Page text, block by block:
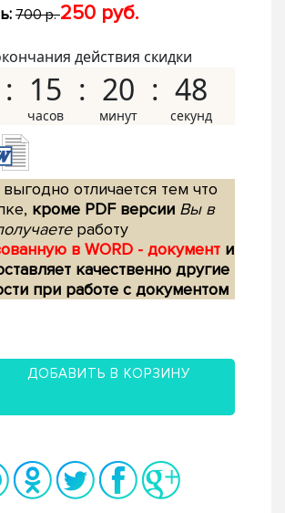
700 р.250 руб.
действия скидки
15 20 47
отличается тем что
кроме PDF версии Вы в
работу
в WORD - документ и
качественно другие
при работе с документом
ДОБАВИТЬ В КОРЗИНУ